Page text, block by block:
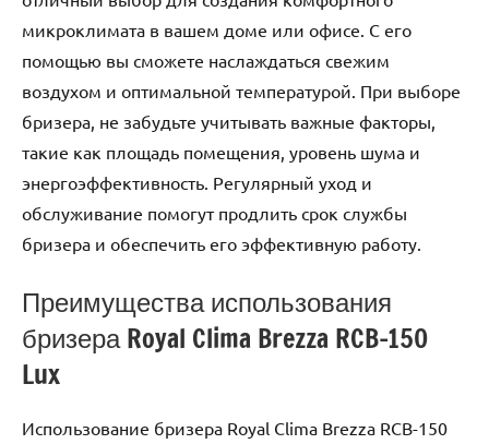
микроклимата в вашем доме или офисе. С его
помощью вы сможете наслаждаться свежим
воздухом и оптимальной температурой. При выборе
бризера, не забудьте учитывать важные факторы,
такие как площадь помещения, уровень шума и
энергоэффективность. Регулярный уход и
обслуживание помогут продлить срок службы
бризера и обеспечить его эффективную работу.
Преимущества использования
бризера Royal Clima Brezza RCB-150
Lux
Использование бризера Royal Clima Brezza RCB-150